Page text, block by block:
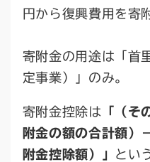
円から復興費用を寄
寄附金の用途は「首
定事業）」のみ。
寄附金控除は 「（そ
附金の額の合計額
附金控除額）」 とい